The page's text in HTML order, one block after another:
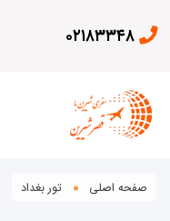
۰۲۱۸۳۳۴۸
صفحه اصلی تور بغداد